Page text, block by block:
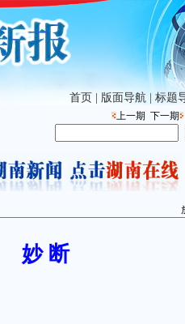
首页 版面导航 标题
上一期 下一期
妙 断